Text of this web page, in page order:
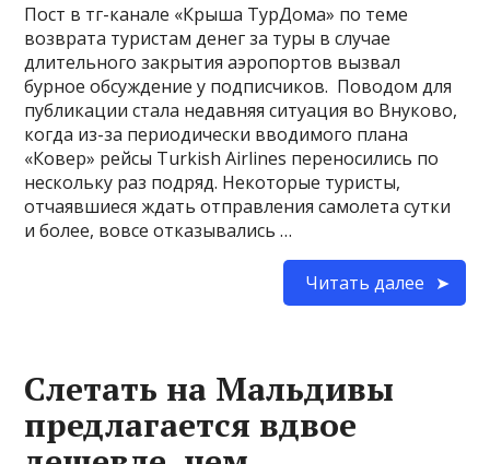
Пост в тг-канале «Крыша ТурДома» по теме
возврата туристам денег за туры в случае
длительного закрытия аэропортов вызвал
бурное обсуждение у подписчиков. Поводом для
публикации стала недавняя ситуация во Внуково,
когда из-за периодически вводимого плана
«Ковер» рейсы Turkish Airlines переносились по
нескольку раз подряд. Некоторые туристы,
отчаявшиеся ждать отправления самолета сутки
и более, вовсе отказывались …
Читать далее
Слетать на Мальдивы
предлагается вдвое